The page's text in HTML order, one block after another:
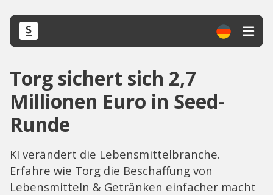
Torg sichert sich 2,7
Millionen Euro in Seed-
Runde
KI verändert die Lebensmittelbranche.
Erfahre wie Torg die Beschaffung von
Lebensmitteln & Getränken einfacher macht